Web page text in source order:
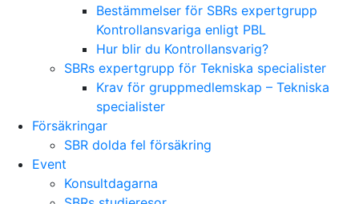
Bestämmelser för SBRs expertgrupp
Kontrollansvariga enligt PBL
Hur blir du Kontrollansvarig?
SBRs expertgrupp för Tekniska specialister
Krav för gruppmedlemskap – Tekniska
specialister
Försäkringar
SBR dolda fel försäkring
Event
Konsultdagarna